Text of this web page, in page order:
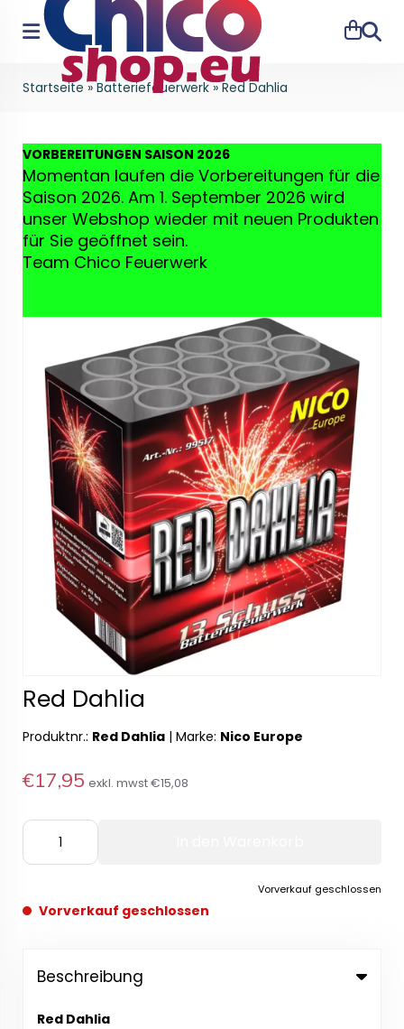
Suche
Startseite »Batteriefeuerwerk»Red Dahlia
VORBEREITUNGEN SAISON 2026
Momentan laufen die Vorbereitungen für die
Saison 2026. Am 1. September 2026 wird
unser Webshop wieder mit neuen Produkten
für Sie geöffnet sein.
Team Chico Feuerwerk
Red Dahlia
Produktnr.: Red Dahlia | Marke: Nico Europe
€17,95 exkl. mwst€15,08
Vorverkauf geschlossen
Vorverkauf geschlossen
Beschreibung
Red Dahlia